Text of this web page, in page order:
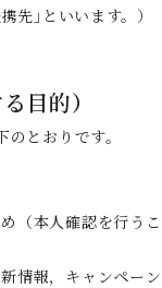
先｣といいます。）
目的）
とおりです。
（本人確認を行うこ
情報，キャンペーン